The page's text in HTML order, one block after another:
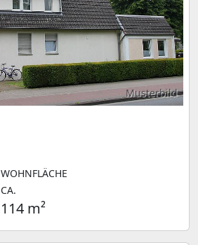
Musterbild
WOHNFLÄCHE
CA.
114 m²